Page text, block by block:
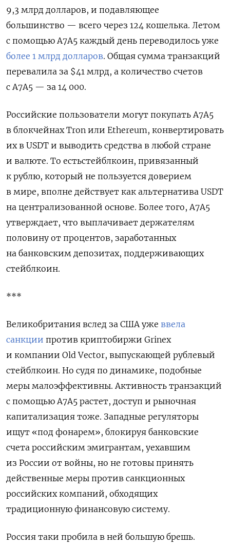
9,3 млрд долларов, и подавляющее
большинство — всего через 124 кошелька. Летом
с помощью A7A5 каждый день переводилось уже
более 1 млрд долларов. Общая сумма транзакций
перевалила за $41 млрд, а количество счетов
с A7A5 — за 14 000.
Российские пользователи могут покупать A7A5
в блокчейнах Tron или Ethereum, конвертировать
их в USDT и выводить средства в любой стране
и валюте. То естьстейблкоин, привязанный
к рублю, который не пользуется доверием
в мире, вполне действует как альтернатива USDT
на централизованной основе. Более того, A7A5
утверждает, что выплачивает держателям
половину от процентов, заработанных
на банковским депозитах, поддерживающих
стейблкоин.
***
Великобритания вслед за США уже ввела
санкции против криптобиржи Grinex
и компании Old Vector, выпускающей рублевый
стейблкоин. Но судя по динамике, подобные
меры малоэффективны. Активность транзакций
с помощью A7A5 растет, доступ и рыночная
капитализация тоже. Западные регуляторы
ищут «под фонарем», блокируя банковские
счета российским эмигрантам, уехавшим
из России от войны, но не готовы принять
действенные меры против санкционных
российских компаний, обходящих
традиционную финансовую систему.
Россия таки пробила в ней большую брешь.